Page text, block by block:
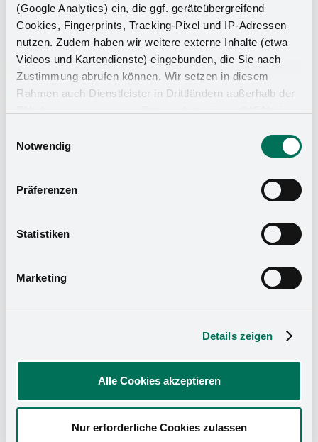
(Google Analytics) ein, die ggf. geräteübergreifend
Cookies, Fingerprints, Tracking-Pixel und IP-Adressen
nutzen. Zudem haben wir weitere externe Inhalte (etwa
Videos und Kartendienste) eingebunden, die Sie nach
Zustimmung abrufen können. Wir setzen in diesem
Rahmen auch Dienstleister in Drittländern außerhalb der
EU ohne angemessenes Datenschutzniveau (USA) ein,
zu Sicherheits- und Überwachungszwecken zugreifen,
Rechtsmittel einlegen können. Mit Ihrer Einstellung
willigen Sie in die oben beschriebenen Vorgänge ein. Sie
widerrufen. Mehr Informationen finden Sie in unserer
Impressum.
Notwendig
Präferenzen
Statistiken
Marketing
Details zeigen
Alle Cookies akzeptieren
Nur erforderliche Cookies zulassen